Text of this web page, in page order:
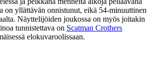
on yllättävän onnistunut, eikä 54‑minuuttinen
Näyttelijöiden joukossa on myös joitakin
tunnistettava on Scatman Crothers
elokuvaroolissaan.